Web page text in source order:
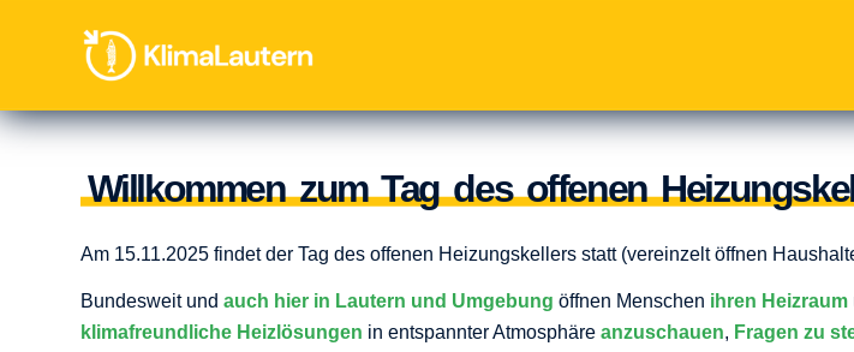
Willkommen zum Tag des offenen
Am 15.11.2025 findet der Tag des offenen Heizungskellers statt (vereinzelt öffnen
Bundesweit und auch hier in Lautern und Umgebung öffnen Menschen ihren Heizraum
klimafreundliche Heizlösungen in entspannter Atmosphäre anzuschauen, Fragen zu